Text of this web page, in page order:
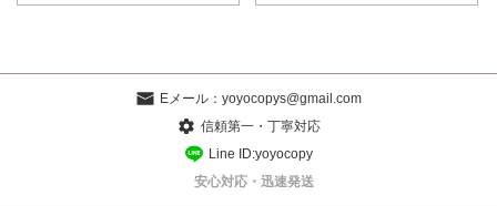
Eメール： yoyocopys@gmail.com
信頼第一・丁寧対応
Line ID:yoyocopy
安心対応・迅速発送